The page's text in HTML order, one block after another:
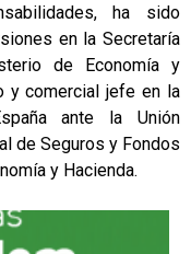
ha sido
en la Secretaría
de Economía y
y comercial jefe en la
ante la Unión
de Seguros y Fondos
y Hacienda.